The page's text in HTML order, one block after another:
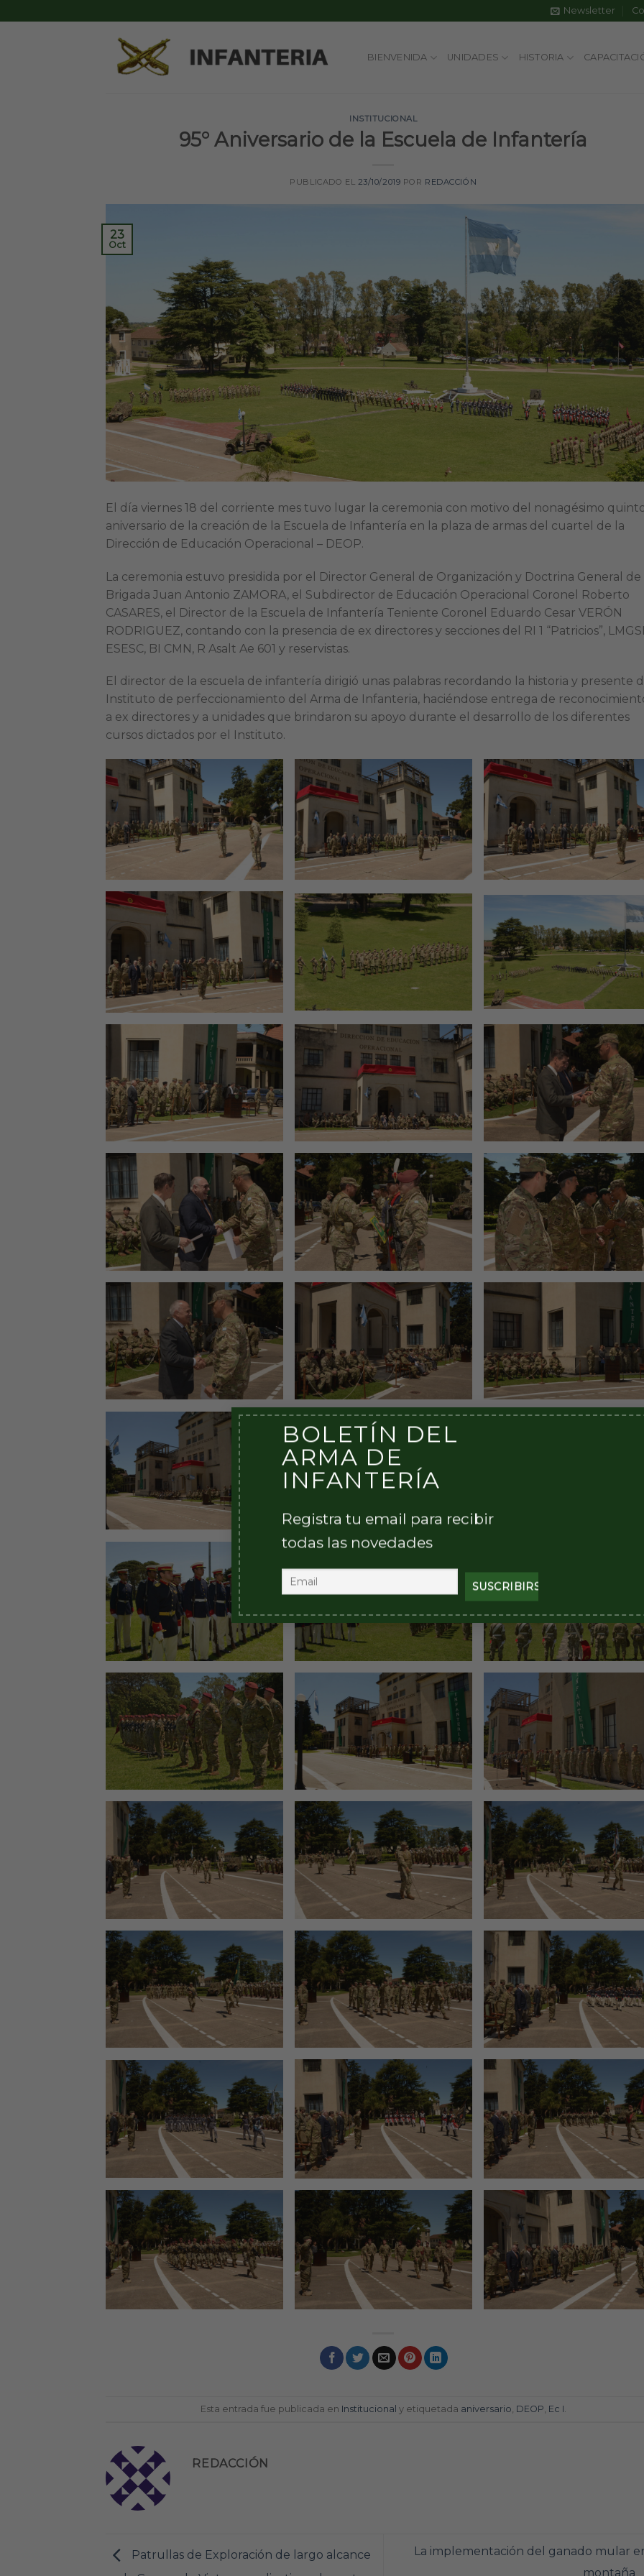
BOLETÍN DEL
ARMA DE
INFANTERÍA
Registra tu email para recibir
todas las novedades
to
Newsletter
BIENVENIDA UNIDADES HISTORIA
INSTITUCIONAL
95° Aniversario de la Escuela de Infantería
PUBLICADO EL 23/10/2019 POR REDACCIÓN
23
Oct
El día viernes 18 del corriente mes tuvo lugar la ceremonia con motivo del nonagésimo
aniversario de la creación de la Escuela de Infantería en la plaza de armas del cuartel de la
Dirección de Educación Operacional – DEOP.
La ceremonia estuvo presidida por el Director General de Organización y Doctrina General de
Brigada Juan Antonio ZAMORA, el Subdirector de Educación Operacional Coronel Roberto
CASARES, el Director de la Escuela de Infantería Teniente Coronel Eduardo Cesar VERÓN
RODRIGUEZ, contando con la presencia de ex directores y secciones del RI 1 “Patricios”,
ESESC, BI CMN, R Asalt Ae 601 y reservistas.
El director de la escuela de infantería dirigió unas palabras recordando la historia y presente
Instituto de perfeccionamiento del Arma de Infanteria, haciéndose entrega de
a ex directores y a unidades que brindaron su apoyo durante el desarrollo de los diferentes
cursos dictados por el Instituto.
Esta entrada fue publicada en Institucional y etiquetada aniversario DEOP Ec I
REDACCIÓN
Patrullas de Exploración de largo alcance
La implementación del ganado mular
montaña